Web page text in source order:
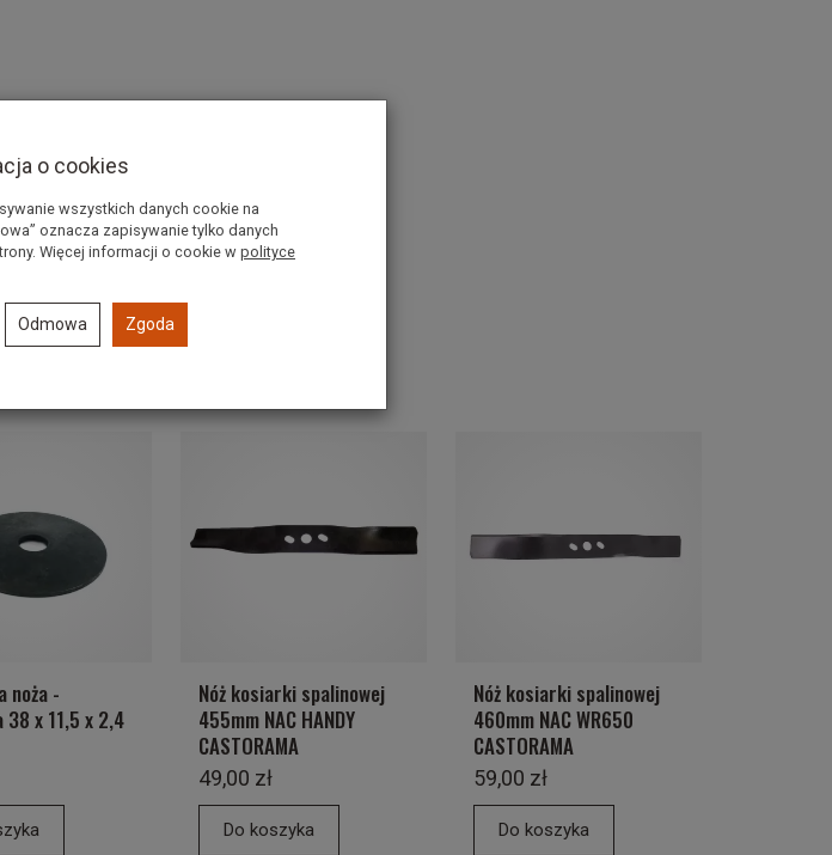
noża -
x 11,5 x 2,4
Nóż kosiarki spalinowej
455mm NAC HANDY
CASTORAMA
49,00 zł
Do koszyka
Nóż kosiarki spalinowej
460mm NAC WR650
CASTORAMA
59,00 zł
Do koszyka
o cookies
wszystkich danych cookie na
oznacza zapisywanie tylko danych
Więcej informacji o cookie w polityce
Odmowa Zgoda